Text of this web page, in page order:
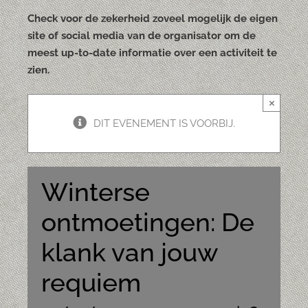
Check voor de zekerheid zoveel mogelijk de eigen
site of social media van de organisator om de
meest up-to-date informatie over een activiteit te
zien.
DIT EVENEMENT IS VOORBIJ.
×
Winterse
ontmoetingen: De
klank van jouw
requiem